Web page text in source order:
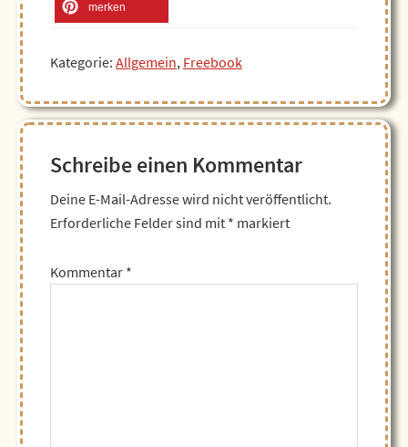
merken
Kategorie: Allgemein, Freebook
Leser-
Interaktionen
Schreibe einen Kommentar
Deine E-Mail-Adresse wird nicht veröffentlicht.
Erforderliche Felder sind mit * markiert
Kommentar *